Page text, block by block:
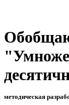
методическая